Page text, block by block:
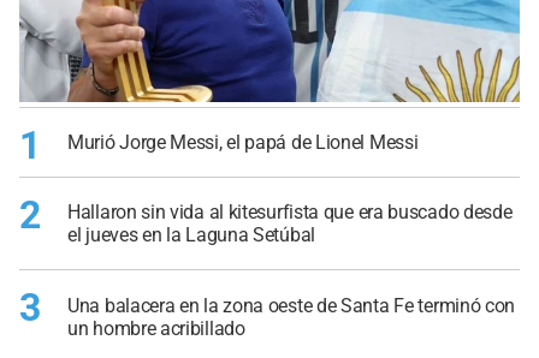
1 Murió Jorge Messi, el papá de Lionel Messi
2
Hallaron sin vida al kitesurfista que era buscado desde
el jueves en la Laguna Setúbal
3
Una balacera en la zona oeste de Santa Fe terminó con
un hombre acribillado